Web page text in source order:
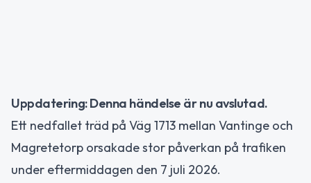
Uppdatering: Denna händelse är nu avslutad.
Ett nedfallet träd på Väg 1713 mellan Vantinge och
Magretetorp orsakade stor påverkan på trafiken
under eftermiddagen den 7 juli 2026.